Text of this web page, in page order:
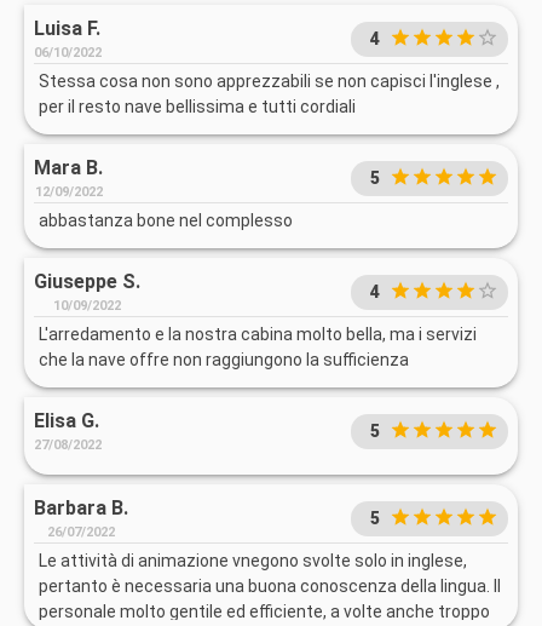
Luisa F.
06/10/2022
4
Stessa cosa non sono apprezzabili se non capisci l'inglese ,
per il resto nave bellissima e tutti cordiali
Mara B.
12/09/2022
5
abbastanza bone nel complesso
Giuseppe S.
10/09/2022
4
L'arredamento e la nostra cabina molto bella, ma i servizi
che la nave offre non raggiungono la sufficienza
Elisa G.
27/08/2022
5
Barbara B.
26/07/2022
5
Le attività di animazione vnegono svolte solo in inglese,
pertanto è necessaria una buona conoscenza della lingua. Il
personale molto gentile ed efficiente, a volte anche troppo